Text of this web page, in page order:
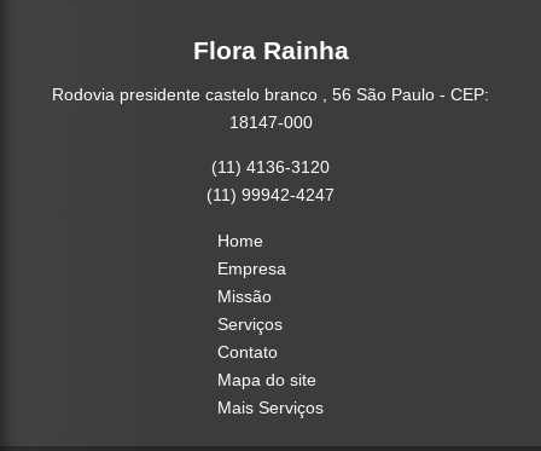
Flora Rainha
Rodovia presidente castelo branco , 56 São Paulo - CEP:
18147-000
(11) 4136-3120
(11) 99942-4247
Home
Empresa
Missão
Serviços
Contato
Mapa do site
Mais Serviços